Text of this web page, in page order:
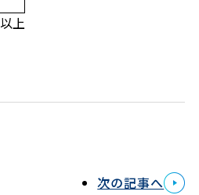
以上
次の記事へ